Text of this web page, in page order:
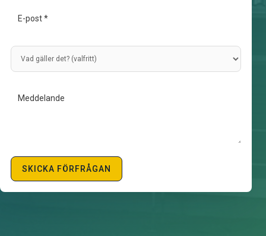
SKICKA FÖRFRÅGAN